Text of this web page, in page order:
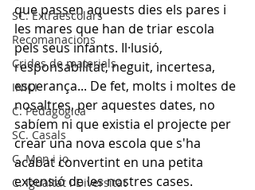
SC. Extraescolars
Recomanacions
Crides de materials
INICI
C. Pedagògica
SC. Casals
C. Mon i jo
C. Igualtat i Diversitat
que passen aquests dies els pares i
les mares que han de triar escola
pels seus infants. Il·lusió,
responsabilitat, neguit, incertesa,
esperança... De fet, molts i moltes de
nosaltres, per aquestes dates, no
sabíem ni que existia el projecte per
crear una nova escola que s'ha
acabat convertint en una petita
extensió de les nostres cases.